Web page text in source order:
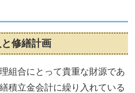
修繕計画
組合にとって貴重な財源であ
積立金会計に繰り入れている